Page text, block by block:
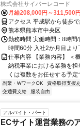
株式会社サイバーレコード
月給208,000円～311,500円
アクセス 平成駅から徒歩
熊本県熊本市中央区
勤務時間 実働時間：8時間
時間60分 入社2か月目よ
仕事内容 【業務内容】 ＜
納税事業における業務を
くは複数をお任せする予
副業・WワークOK 資格取得支援
交通費支給
服装自由
アルバイト・パート
ECサイト運営業務の